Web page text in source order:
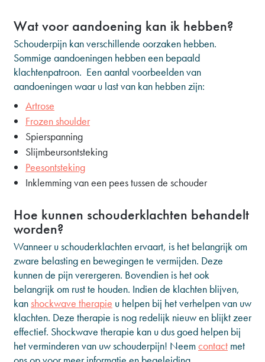
Wat voor aandoening kan ik hebben?
Schouderpijn kan verschillende oorzaken hebben.
Sommige aandoeningen hebben een bepaald
klachtenpatroon. Een aantal voorbeelden van
aandoeningen waar u last van kan hebben zijn:
Artrose
Frozen shoulder
Spierspanning
Slijmbeursontsteking
Peesontsteking
Inklemming van een pees tussen de schouder
Hoe kunnen schouderklachten behandelt
worden?
Wanneer u schouderklachten ervaart, is het belangrijk om
zware belasting en bewegingen te vermijden. Deze
kunnen de pijn verergeren. Bovendien is het ook
belangrijk om rust te houden. Indien de klachten blijven,
kanshockwave therapie u helpen bij het verhelpen van uw
klachten. Deze therapie is nog redelijk nieuw en blijkt zeer
effectief. Shockwave therapie kan u dus goed helpen bij
het verminderen van uw schouderpijn! Neemcontact met